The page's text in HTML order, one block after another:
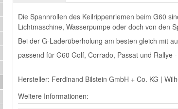
Die Spannrollen des Keilrippenriemen beim G60
Lichtmaschine, Wasserpumpe oder doch von den
Bei der G-Laderüberholung am besten gleich mit
passend für G60 Golf, Corrado, Passat und Rallye
Hersteller: Ferdinand Bilstein GmbH + Co. KG |
Weitere Informationen: